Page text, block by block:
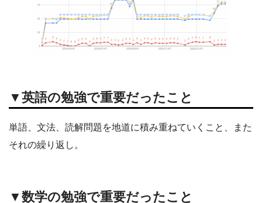
▼英語の勉強で重要だったこと
単語、文法、読解問題を地道に積み重ねていくこと、また
それの繰り返し。
▼数学の勉強で重要だったこと